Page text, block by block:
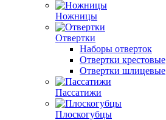
Ножницы
Отвертки
Наборы отверток
Отвертки крестовые
Отвертки шлицевые
Пассатижи
Плоскогубцы